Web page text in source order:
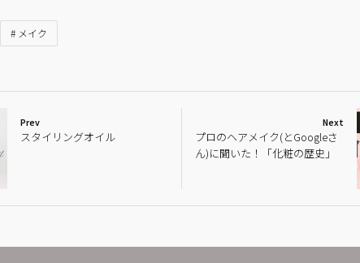
# メイク
Prev
スタイリングオイル
Next
プロのヘアメイク(とGoogleさ
ん)に聞いた！「化粧の歴史」